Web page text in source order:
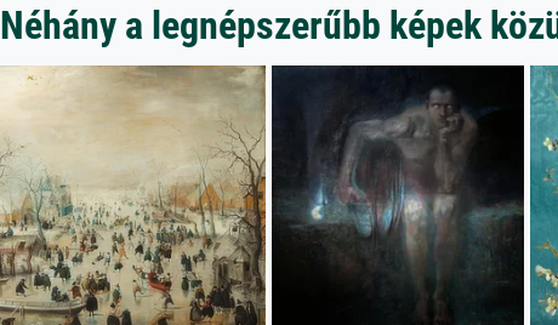
Néhány a legnépszerűbb képek